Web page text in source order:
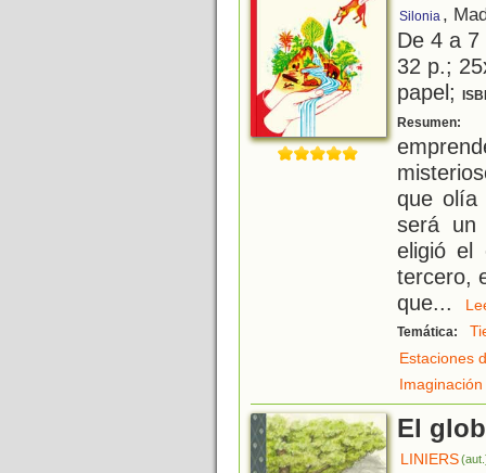
Silonia ,
De 4 a
32 p.;
papel;
Resumen:
que olía
será un
eligió el
tercero,
que...
Temática:
Estaciones
Imaginación
El
LINIERS